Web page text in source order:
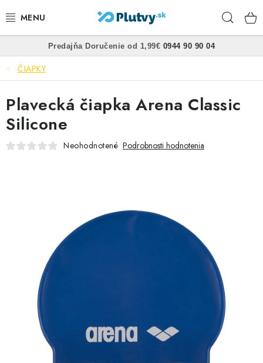
na
PLÁVANIE
ŠNORCHLOVANIE
FREEDIVING
SPEARFISHING
VŠETKO PRE DETI
HRAČKY DO VODY
PODVODNÉ SKÚTRE
TAŠKY A VAKY
Predajňa• Doručenie od 1,99€• 0944 90 90 04
ČIAPKY
Plavecká čiapka Arena Classic
Silicone
Neohodnotené Podrobnosti hodnotenia